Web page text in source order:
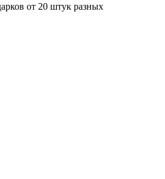
от 20 штук разных